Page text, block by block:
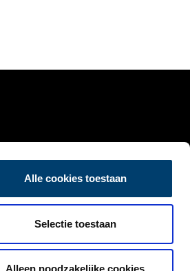
Alle cookies toestaan
Selectie toestaan
Alleen noodzakelijke cookies